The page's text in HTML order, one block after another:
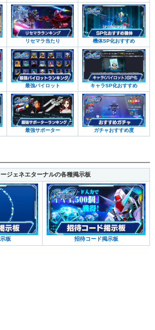
リセマラ当たり 機体SP化おすすめ
最強パイロット キャラSP化おすすめ
最強サポーター ガチャおすすめ度
ジェネエターナルの各種掲示板
板 招待コード掲示板